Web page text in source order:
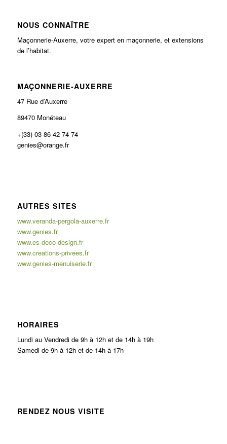
NOUS CONNAÎTRE
Maçonnerie-Auxerre, votre expert en maçonnerie, et extensions
de l’habitat.
MAÇONNERIE-AUXERRE
47 Rue d’Auxerre
89470 Monéteau
+(33) 03 86 42 74 74
genies@orange.fr
AUTRES SITES
www.veranda-pergola-auxerre.fr
www.genies.fr
www.es-deco-design.fr
www.creations-privees.fr
www.genies-menuiserie.fr
HORAIRES
Lundi au Vendredi de 9h à 12h et de 14h à 19h
Samedi de 9h à 12h et de 14h à 17h
RENDEZ NOUS VISITE